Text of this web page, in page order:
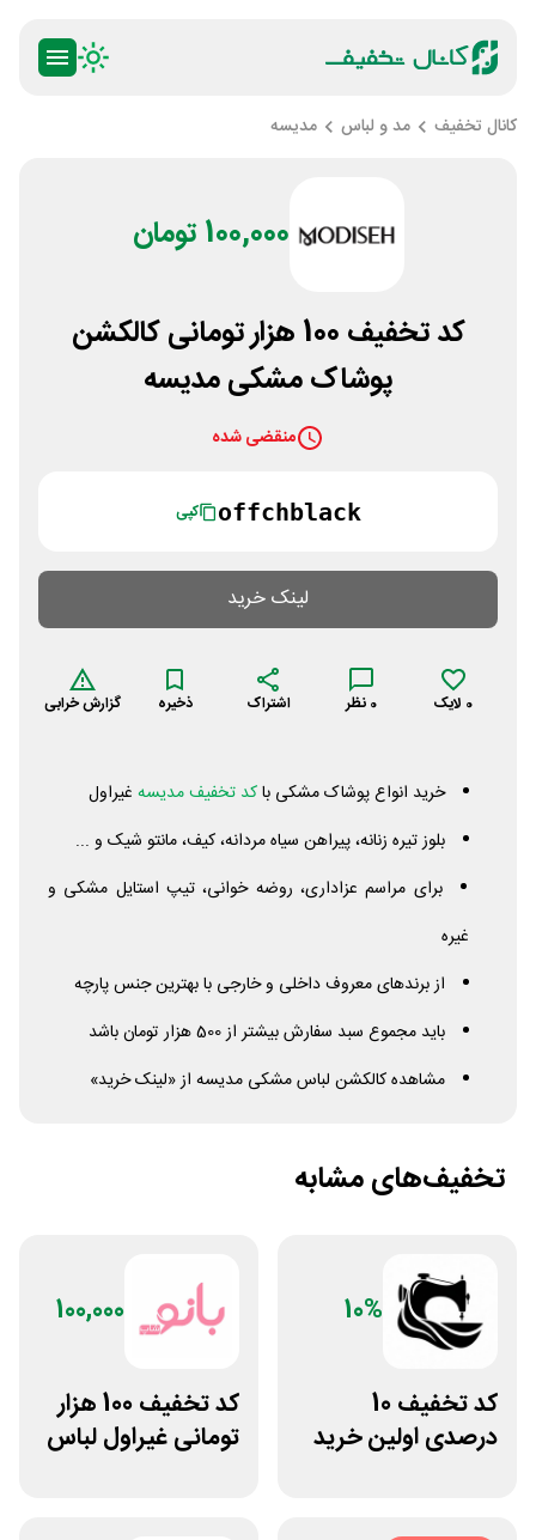
کانال تخفیف مد و لباس مدیسه
100,000 تومان
کد تخفیف 100 هزار تومانی کالکشن
پوشاک مشکی مدیسه
منقضی شده
offchblack کپی
لینک خرید
0 لایک 0 نظر اشتراک ذخیره گزارش خرابی
خرید انواع پوشاک مشکی باکد تخفیف مدیسه غیراول
بلوز تیره زنانه، پیراهن سیاه مردانه، کیف، مانتو شیک و ...
برای مراسم عزاداری، روضه خوانی، تیپ استایل مشکی و
غیره
از برندهای معروف داخلی و خارجی با بهترین جنس پارچه
باید مجموع سبد سفارش بیشتر از 500 هزار تومان باشد
مشاهده کالکشن لباس مشکی مدیسه از «لینک خرید»
تخفیف‌های مشابه
10%
کد تخفیف 10
درصدی اولین خرید
100,000
کد تخفیف 100 هزار
تومانی غیراول لباس